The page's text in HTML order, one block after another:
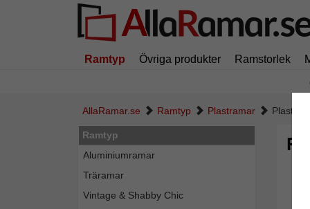
Ramtyp Övriga produkter Ramstorlek
AllaRamar.se Ramtyp Plastramar Plastram
Ramtyp
Aluminiumramar
Träramar
Vintage & Shabby Chic